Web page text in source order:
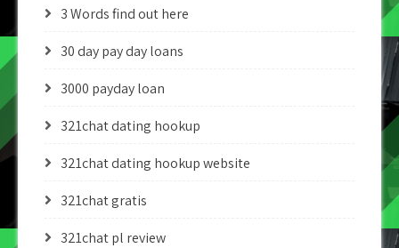
3 Words find out here
30 day pay day loans
3000 payday loan
321chat dating hookup
321chat dating hookup website
321chat gratis
321chat pl review